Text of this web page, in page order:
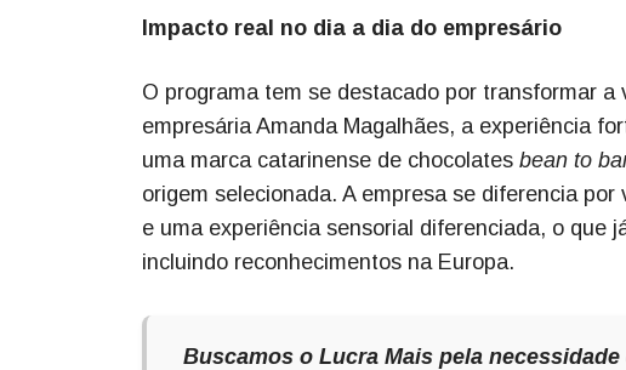
Impacto real no dia a dia do empresário
O programa tem se destacado por transformar
empresária Amanda Magalhães, a experiência
uma marca catarinense de chocolates bean to
origem selecionada. A empresa se diferencia
e uma experiência sensorial diferenciada, o que
incluindo reconhecimentos na Europa.
Buscamos o Lucra Mais pela